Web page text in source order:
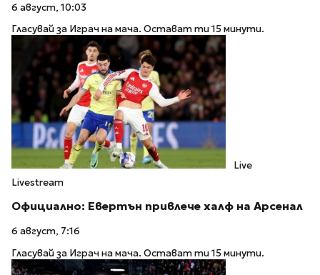
6 август, 10:03
Гласувай за Играч на мача. Остават ти 15 минути.
Live
Livestream
Официално: Евертън привлече халф на Арсенал
6 август, 7:16
Гласувай за Играч на мача. Остават ти 15 минути.